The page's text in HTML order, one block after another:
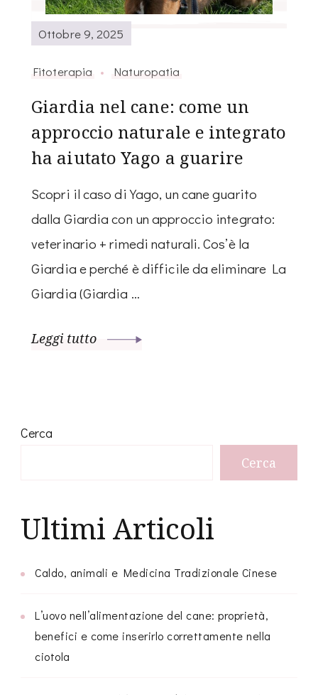
Ottobre 9, 2025
Fitoterapia Naturopatia
Giardia nel cane: come un
approccio naturale e integrato
ha aiutato Yago a guarire
Scopri il caso di Yago, un cane guarito
dalla Giardia con un approccio integrato:
veterinario + rimedi naturali. Cos’è la
Giardia e perché è difficile da eliminare La
Giardia (Giardia …
Leggi tutto
Cerca
Cerca
Ultimi Articoli
Caldo, animali e Medicina Tradizionale Cinese
L’uovo nell’alimentazione del cane: proprietà,
benefici e come inserirlo correttamente nella
ciotola